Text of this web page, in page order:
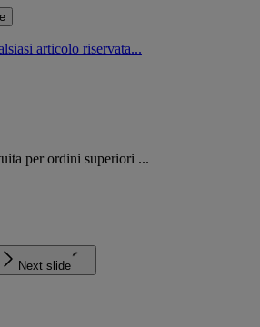
articolo riservata...
per ordini superiori ...
Next slide